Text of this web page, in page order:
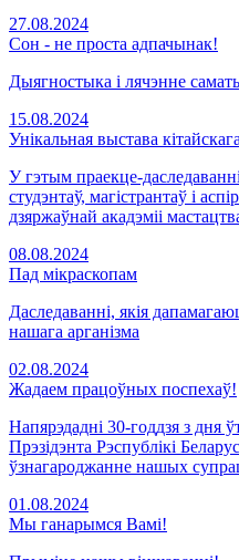
27.08.2024
Сон - не проста адпачынак!
Дыягностыка і лячэнне
15.08.2024
Унікальная выстава
У гэтым праекце-
студэнтаў, магістрантаў і
дзяржаўнай акадэміі
08.08.2024
Пад мікраскопам
Даследаванні, якія
нашага арганізма
02.08.2024
Жадаем працоўных поспехаў!
Напярэдадні 30-годдзя з дня
Прэзідэнта Рэспублікі
ўзнагароджанне нашых
01.08.2024
Мы ганарымся Вамі!